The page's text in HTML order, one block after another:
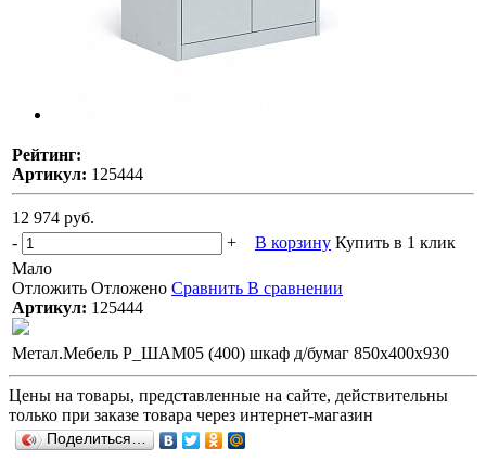
Рейтинг:
Артикул: 125444
12 974 руб.
-
+ В корзину Купить в 1 клик
Мало
Отложить Отложено Сравнить В сравнении
Артикул: 125444
Метал.Мебель P_ШАМ05 (400) шкаф д/бумаг 850х400х930
Цены на товары, представленные на сайте, действительны
только при заказе товара через интернет-магазин
Поделиться…